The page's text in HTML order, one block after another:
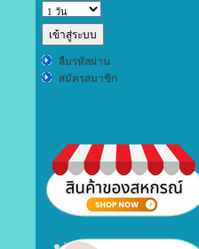
ลืมรหัสผ่าน
สมัครสมาชิก